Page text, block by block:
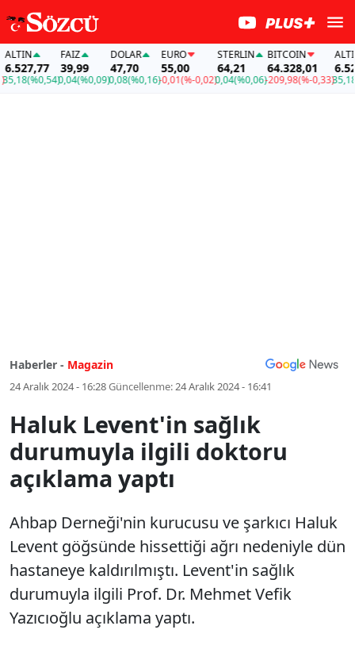
(%0,54)
FAİZ
39,99
0,04(%0,09)
DOLAR
47,70
0,08(%0,16)
EURO
55,00
-0,01(%-0,02)
STERLIN
64,21
0,04(%0,06)
BITCOIN
64.328,01
-209,98(%-0,33)
ALTIN
35,18
Haberler - Magazin
24 Aralık 2024 - 16:28Güncellenme:24 Aralık 2024 - 16:41
Haluk Levent'in sağlık
durumuyla ilgili doktoru
açıklama yaptı
Ahbap Derneği'nin kurucusu ve şarkıcı Haluk
Levent göğsünde hissettiği ağrı nedeniyle dün
hastaneye kaldırılmıştı. Levent'in sağlık
durumuyla ilgili Prof. Dr. Mehmet Vefik
Yazıcıoğlu açıklama yaptı.